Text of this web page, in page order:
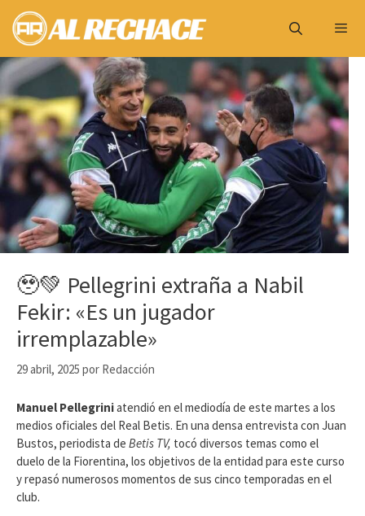
Saltar
contenido
Menú
🥹💚 Pellegrini extraña a Nabil
Fekir: «Es un jugador
irremplazable»
29 abril, 2025 por Redacción
Manuel Pellegriniatendió en el mediodía de este martes a los
medios oficiales del Real Betis. En una densa entrevista con Juan
Bustos, periodista de Betis TV, tocó diversos temas como el
duelo de la Fiorentina, los objetivos de la entidad para este curso
y repasó numerosos momentos de sus cinco temporadas en el
club.